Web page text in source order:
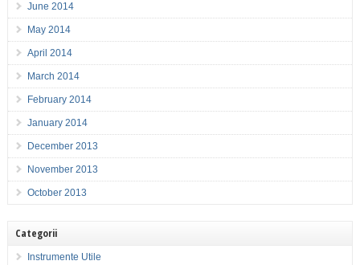
June 2014
May 2014
April 2014
March 2014
February 2014
January 2014
December 2013
November 2013
October 2013
Categorii
Instrumente Utile